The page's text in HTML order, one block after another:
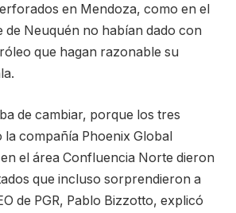
en Mendoza, como en el
Neuquén no habían dado con
que hagan razonable su
de cambiar, porque los tres
la compañía Phoenix Global
el área Confluencia Norte dieron
que incluso sorprendieron a
de PGR, Pablo Bizzotto, explicó